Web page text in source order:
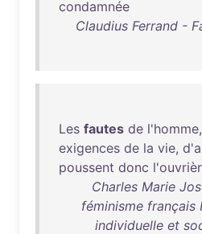
condamnée
Claudius Ferrand -
Les fautes de l'homme,
exigences de la vie,
poussent donc
Charles Marie
féminisme français
individuelle et